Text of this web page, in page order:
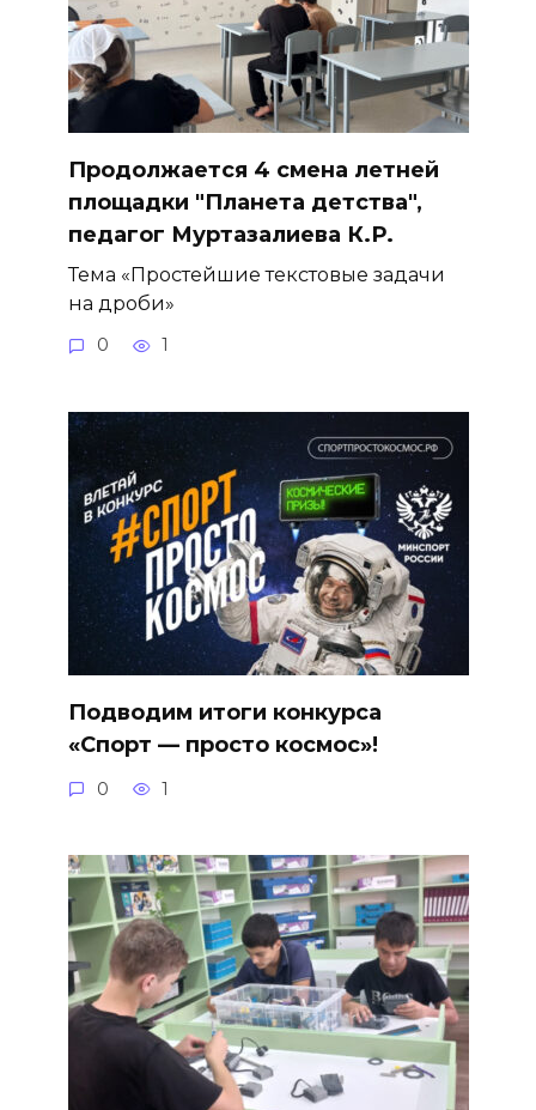
Продолжается 4 смена летней
площадки "Планета детства",
педагог Муртазалиева К.Р.
Тема «Простейшие текстовые задачи
на дроби»
0 1
Подводим итоги конкурса
«Спорт — просто космос»!
0 1